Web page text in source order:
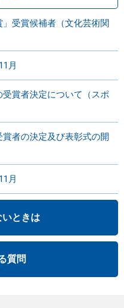
受賞候補者（文化芸術関
月
賞者決定について（スポ
者の決定及び表彰式の開
月
いときは
質問